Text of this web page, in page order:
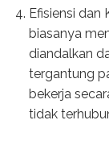
Efisiensi dan
biasanya
diandalkan
tergantung
bekerja
tidak